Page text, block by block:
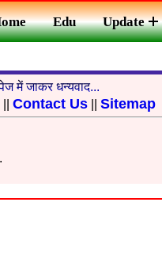
Edu Update
में जाकर धन्यवाद...
|| Contact Us|| Sitemap